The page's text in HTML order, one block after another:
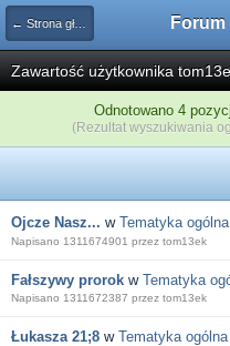
← Strona główna
Zawartość użytkownika
Odnotowano 4
(Rezultat wyszukiwania
Ojcze Nasz... w Tematyka ogólna
Napisano 1311674901 przez tom13ek
Fałszywy prorok w Tematyka
Napisano 1311672387 przez tom13ek
Łukasza 21;8 w Tematyka ogólna